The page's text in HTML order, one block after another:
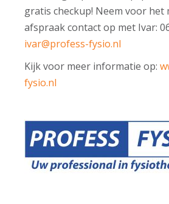
gratis checkup! Neem voor het
afspraak contact op met Ivar:
ivar@profess-fysio.nl
Kijk voor meer informatie op:
fysio.nl